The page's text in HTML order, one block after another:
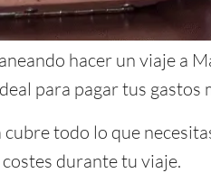
hacer un viaje a
para pagar tus gastos
cubre todo lo que
durante tu viaje.